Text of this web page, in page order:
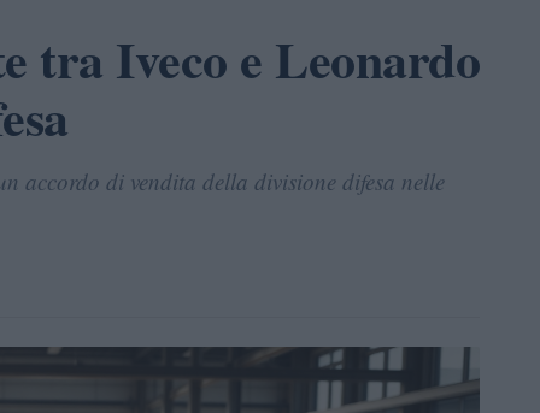
tra Iveco e Leonardo
accordo di vendita della divisione difesa nelle